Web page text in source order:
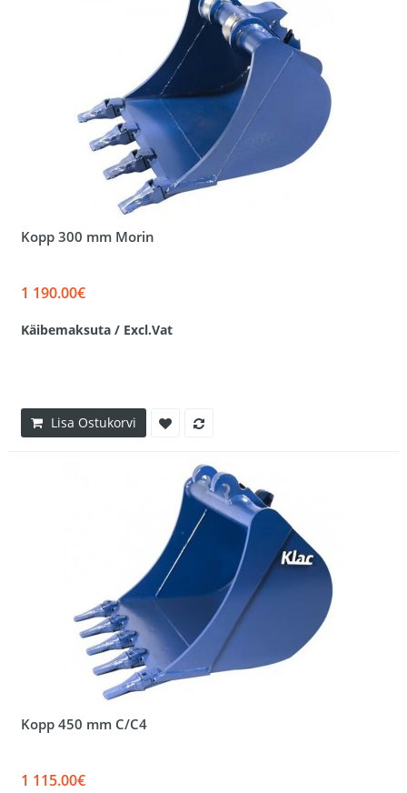
Kopp 300 mm Morin
1 190.00€
Käibemaksuta / Excl.Vat
Lisa Ostukorvi
Kopp 450 mm C/C4
1 115.00€